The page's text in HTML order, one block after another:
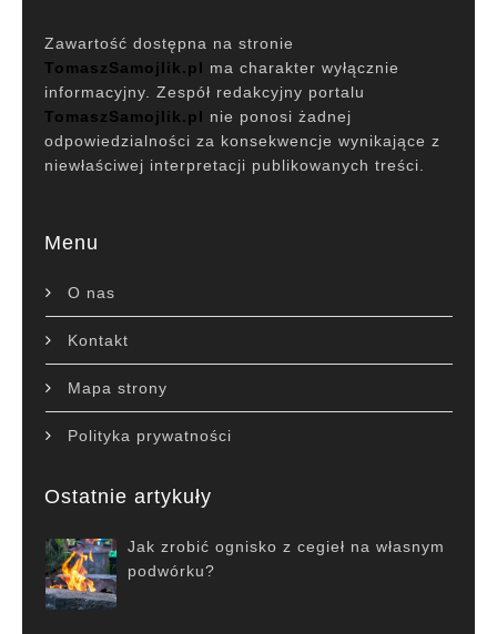
Zawartość dostępna na stronie
TomaszSamojlik.pl ma charakter wyłącznie
informacyjny. Zespół redakcyjny portalu
TomaszSamojlik.pl nie ponosi żadnej
odpowiedzialności za konsekwencje wynikające z
niewłaściwej interpretacji publikowanych treści.
Menu
O nas
Kontakt
Mapa strony
Polityka prywatności
Ostatnie artykuły
Jak zrobić ognisko z cegieł na własnym
podwórku?